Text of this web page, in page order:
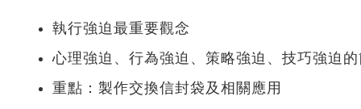
執行強迫最重要觀念
心理強迫、行為強迫、策略強迫、技巧強迫
重點：製作交換信封袋及相關應用